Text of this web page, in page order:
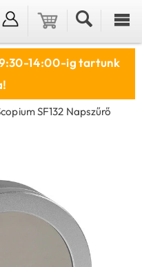
14:00-ig tartunk
SF132 Napszűrő